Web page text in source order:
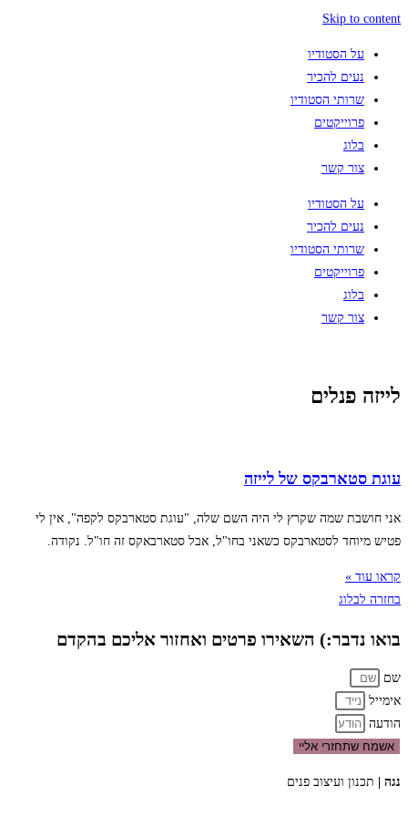
Skip to content
על הסטודיו
נעים להכיר
שרותי הסטודיו
פרוייקטים
בלוג
צור קשר
על הסטודיו
נעים להכיר
שרותי הסטודיו
פרוייקטים
בלוג
צור קשר
לייזה פנלים
עוגת סטארבקס של לייזה
אני חושבת שמה שקרץ לי היה השם שלה, "עוגת סטארבקס לקפה", אין לי
פטיש מיוחד לסטארבקס כשאני בחו"ל, אבל סטארבאקס זה חו"ל. נקודה.
קראו עוד »
בחזרה לבלוג
בואו נדבר:) השאירו פרטים ואחזור אליכם בהקדם
שם
אימייל
הודעה
אשמח שתחזרי אליי
נגה | תכנון ועיצוב פנים